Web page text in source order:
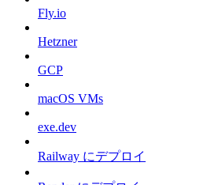
Fly.io
Hetzner
GCP
macOS VMs
exe.dev
Railway にデプロイ